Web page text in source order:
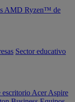
AMD Ryzen™ de
Sector educativo
escritorio Acer Aspire